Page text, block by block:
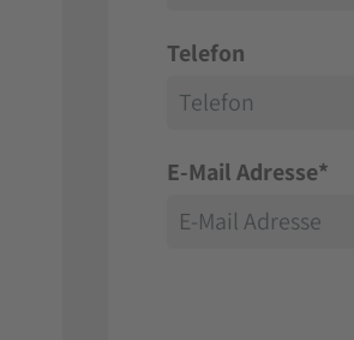
Telefon
E-Mail Adresse*